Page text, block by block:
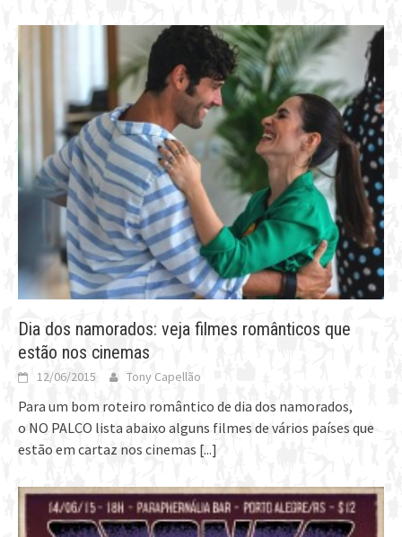
Dia dos namorados: veja filmes românticos que
estão nos cinemas
12/06/2015 Tony Capellão
Para um bom roteiro romântico de dia dos namorados,
o NO PALCO lista abaixo alguns filmes de vários países que
estão em cartaz nos cinemas [...]